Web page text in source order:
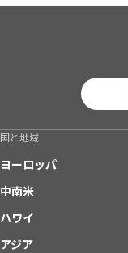
国と地域
ヨーロッパ
中南米
ハワイ
アジア